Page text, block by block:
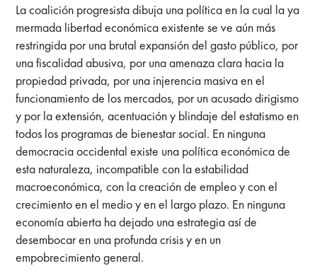
La coalición progresista dibuja una política en la cual la ya
mermada libertad económica existente se ve aún más
restringida por una brutal expansión del gasto público, por
una fiscalidad abusiva, por una amenaza clara hacia la
propiedad privada, por una injerencia masiva en el
funcionamiento de los mercados, por un acusado dirigismo
y por la extensión, acentuación y blindaje del estatismo en
todos los programas de bienestar social. En ninguna
democracia occidental existe una política económica de
esta naturaleza, incompatible con la estabilidad
macroeconómica, con la creación de empleo y con el
crecimiento en el medio y en el largo plazo. En ninguna
economía abierta ha dejado una estrategia así de
desembocar en una profunda crisis y en un
empobrecimiento general.